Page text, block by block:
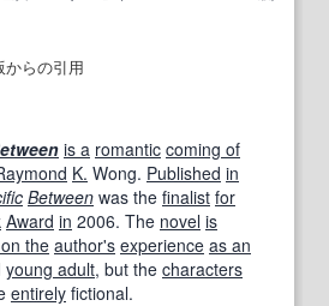
からの引用
is a romantic coming of
K. Wong. Published in
Between was the finalist for
Award in 2006. The novel is
theauthor's experience as an
young adult, but the characters
entirely fictional.